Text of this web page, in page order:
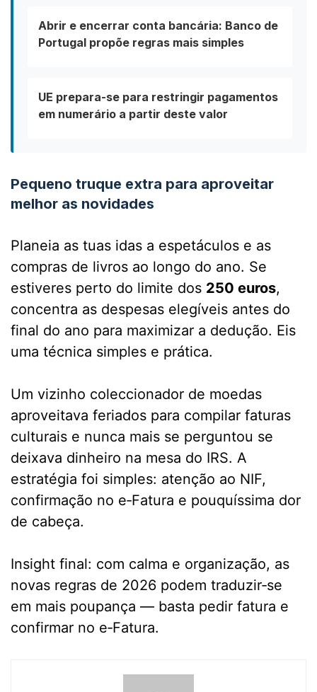
Abrir e encerrar conta bancária: Banco de
Portugal propõe regras mais simples
UE prepara-se para restringir pagamentos
em numerário a partir deste valor
Pequeno truque extra para aproveitar
melhor as novidades
Planeia as tuas idas a espetáculos e as
compras de livros ao longo do ano. Se
estiveres perto do limite dos 250 euros,
concentra as despesas elegíveis antes do
final do ano para maximizar a dedução. Eis
uma técnica simples e prática.
Um vizinho coleccionador de moedas
aproveitava feriados para compilar faturas
culturais e nunca mais se perguntou se
deixava dinheiro na mesa do IRS. A
estratégia foi simples: atenção ao NIF,
confirmação no e‑Fatura e pouquíssima dor
de cabeça.
Insight final: com calma e organização, as
novas regras de 2026 podem traduzir‑se
em mais poupança — basta pedir fatura e
confirmar no e‑Fatura.